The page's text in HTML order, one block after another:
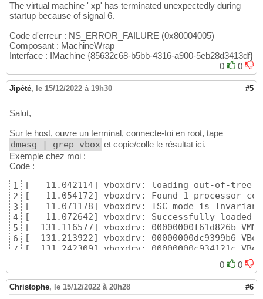
The virtual machine ' xp' has terminated unexpectedly during
startup because of signal 6.
Code d'erreur : NS_ERROR_FAILURE (0x80004005)
Composant : MachineWrap
Interface : IMachine {85632c68-b5bb-4316-a900-5eb28d3413df}
0
0
Jipété, le 15/12/2022 à 19h30 #5
Salut,
Sur le host, ouvre un terminal, connecte-toi en root, tape
dmesg | grep vbox et copie/colle le résultat ici.
Exemple chez moi :
Code :
1
2
3
4
5
6
7
[   11.042114] vboxdrv: loading out-of-tree
[   11.054172] vboxdrv: Found 1 processor
[   11.071178] vboxdrv: TSC mode is
[   11.072642] vboxdrv: Successfully loaded
[  131.116577] vboxdrv: 00000000f61d826b
[  131.213922] vboxdrv: 00000000dc9399b6
[  131.242309] vboxdrv: 00000000c934121c
0 0
Christophe, le 15/12/2022 à 20h28 #6